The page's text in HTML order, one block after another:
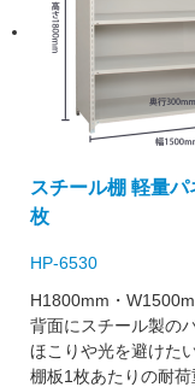
スチール棚 軽量
枚
HP-6530
H1800mm・
背面にスチール製の
ほこりや光を避けた
棚板1枚あたりの耐